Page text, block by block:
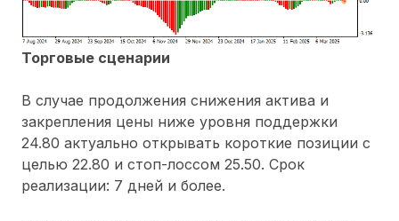
Торговые сценарии
В случае продолжения снижения актива и
закрепления цены ниже уровня поддержки
24.80 актуально открывать короткие позиции с
целью 22.80 и стоп-лоссом 25.50. Срок
реализации: 7 дней и более.